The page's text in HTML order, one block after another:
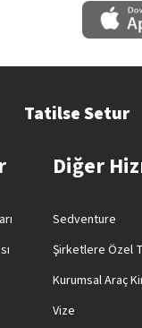
Tatilse Setur
Diğer
Sedventure
Şirketlere Özel
Kurumsal Araç
Vize